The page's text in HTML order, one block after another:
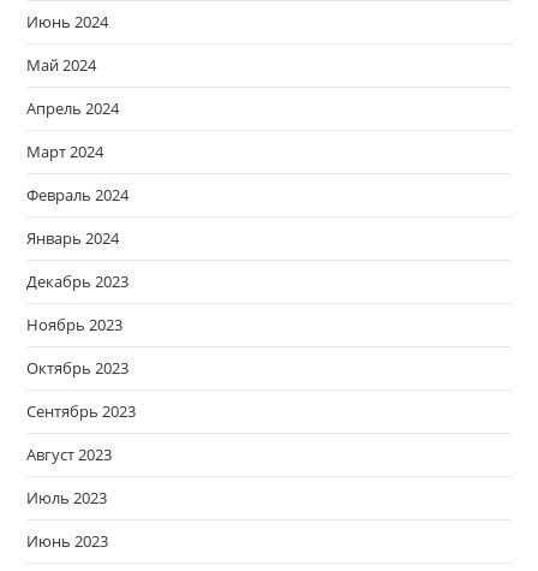
Июнь 2024
Май 2024
Апрель 2024
Март 2024
Февраль 2024
Январь 2024
Декабрь 2023
Ноябрь 2023
Октябрь 2023
Сентябрь 2023
Август 2023
Июль 2023
Июнь 2023